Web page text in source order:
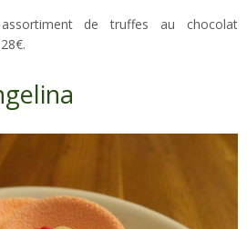
de truffes au chocolat